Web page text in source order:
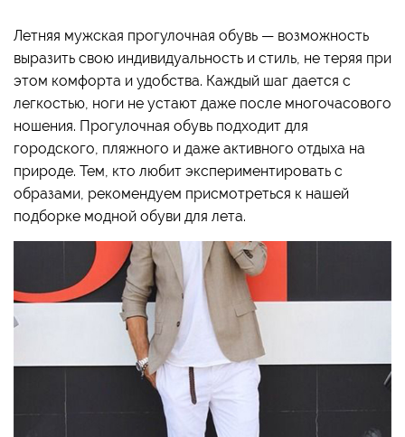
Летняя мужская прогулочная обувь — возможность
выразить свою индивидуальность и стиль, не теряя при
этом комфорта и удобства. Каждый шаг дается с
легкостью, ноги не устают даже после многочасового
ношения. Прогулочная обувь подходит для
городского, пляжного и даже активного отдыха на
природе. Тем, кто любит экспериментировать с
образами, рекомендуем присмотреться к нашей
подборке модной обуви для лета.